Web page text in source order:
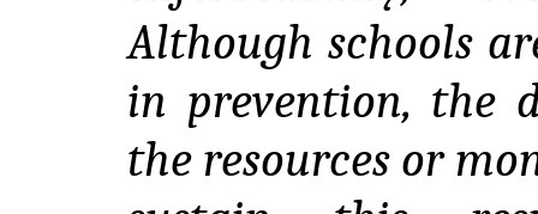
Although schools
in prevention, the
the resources or